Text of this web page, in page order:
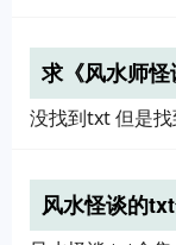
求《风水师
谢！
没找到txt 但是
风水怪谈的